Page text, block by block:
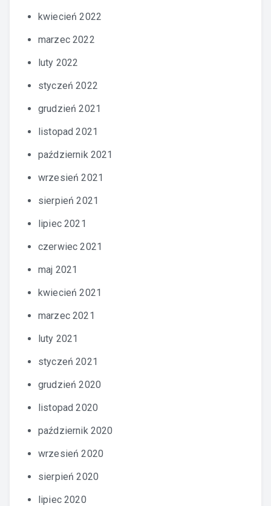
kwiecień 2022
marzec 2022
luty 2022
styczeń 2022
grudzień 2021
listopad 2021
październik 2021
wrzesień 2021
sierpień 2021
lipiec 2021
czerwiec 2021
maj 2021
kwiecień 2021
marzec 2021
luty 2021
styczeń 2021
grudzień 2020
listopad 2020
październik 2020
wrzesień 2020
sierpień 2020
lipiec 2020